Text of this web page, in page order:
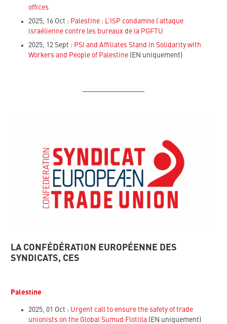
offices
2025, 16 Oct : Palestine : L’ISP condamne l’attaque
israélienne contre les bureaux de la PGFTU
2025, 12 Sept : PSI and Affiliates Stand in Solidarity with
Workers and People of Palestine (EN uniquement)
LA CONFÉDÉRATION EUROPÉENNE DES
SYNDICATS, CES
Palestine
2025, 01 Oct : Urgent call to ensure the safety of trade
unionists on the Global Sumud Flotilla (EN uniquement)